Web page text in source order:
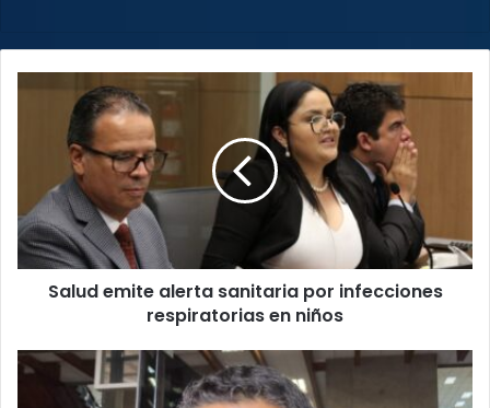
sanitaria
infecciones
respiratorias
en
niños
Salud emite alerta sanitaria por infecciones
respiratorias en niños
Ministro